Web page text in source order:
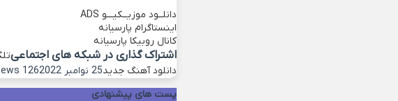
دانلــود موزیــکیـــو ADS
اینستاگرام پارسیانه
کانال روبیکا پارسیانه
اشتراک گذاری در شبکه های اجتماعی
دانلود آهنگ جدید25 نوامبر 2022 126 views
پست های پیشنهادی